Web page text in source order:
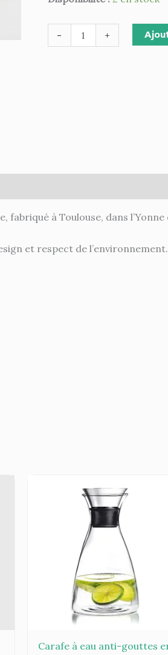
- +
fabriqué à Toulouse, dans l’Yonne
et respect de l’environnement.
Carafe à eau anti-gouttes